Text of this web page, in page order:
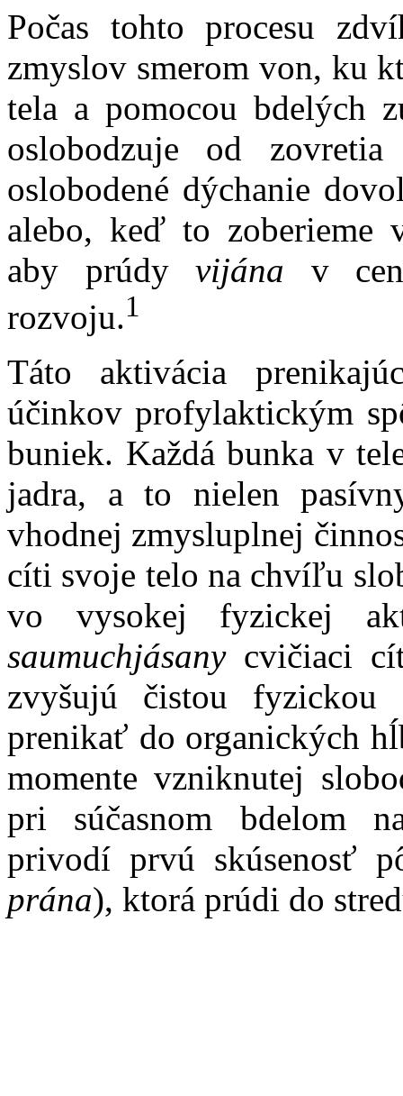
Počas tohto procesu
zmyslov smerom von, ku
tela a pomocou bdelých
oslobodzuje od
oslobodené dýchanie
alebo, keď to zoberieme
aby prúdy vijána v
rozvoju.1
Táto aktivácia
účinkov profylaktickým
buniek. Každá bunka v
jadra, a to nielen
vhodnej zmysluplnej
cíti svoje telo na chvíľu
vo vysokej fyzickej
saumuchjásanycvičiaci
zvyšujú čistou
prenikať do organických
momente vzniknutej
pri súčasnom bdelom
privodí prvú skúsenosť
prána), ktorá prúdi do